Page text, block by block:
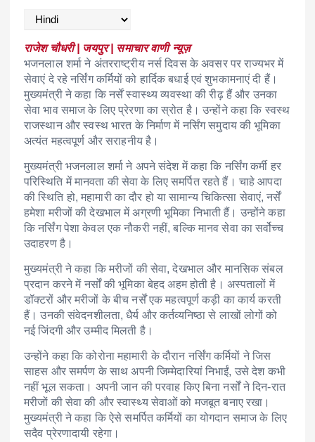
राजेश चौधरी | जयपुर | समाचार वाणी न्यूज़
भजनलाल शर्मा ने अंतरराष्ट्रीय नर्स दिवस के अवसर पर राज्यभर में
सेवाएं दे रहे नर्सिंग कर्मियों को हार्दिक बधाई एवं शुभकामनाएं दी हैं।
मुख्यमंत्री ने कहा कि नर्सें स्वास्थ्य व्यवस्था की रीढ़ हैं और उनका
सेवा भाव समाज के लिए प्रेरणा का स्रोत है। उन्होंने कहा कि स्वस्थ
राजस्थान और स्वस्थ भारत के निर्माण में नर्सिंग समुदाय की भूमिका
अत्यंत महत्वपूर्ण और सराहनीय है।
मुख्यमंत्री भजनलाल शर्मा ने अपने संदेश में कहा कि नर्सिंग कर्मी हर
परिस्थिति में मानवता की सेवा के लिए समर्पित रहते हैं। चाहे आपदा
की स्थिति हो, महामारी का दौर हो या सामान्य चिकित्सा सेवाएं, नर्सें
हमेशा मरीजों की देखभाल में अग्रणी भूमिका निभाती हैं। उन्होंने कहा
कि नर्सिंग पेशा केवल एक नौकरी नहीं, बल्कि मानव सेवा का सर्वोच्च
उदाहरण है।
मुख्यमंत्री ने कहा कि मरीजों की सेवा, देखभाल और मानसिक संबल
प्रदान करने में नर्सों की भूमिका बेहद अहम होती है। अस्पतालों में
डॉक्टरों और मरीजों के बीच नर्सें एक महत्वपूर्ण कड़ी का कार्य करती
हैं। उनकी संवेदनशीलता, धैर्य और कर्तव्यनिष्ठा से लाखों लोगों को
नई जिंदगी और उम्मीद मिलती है।
उन्होंने कहा कि कोरोना महामारी के दौरान नर्सिंग कर्मियों ने जिस
साहस और समर्पण के साथ अपनी जिम्मेदारियां निभाईं, उसे देश कभी
नहीं भूल सकता। अपनी जान की परवाह किए बिना नर्सों ने दिन-रात
मरीजों की सेवा की और स्वास्थ्य सेवाओं को मजबूत बनाए रखा।
मुख्यमंत्री ने कहा कि ऐसे समर्पित कर्मियों का योगदान समाज के लिए
सदैव प्रेरणादायी रहेगा।